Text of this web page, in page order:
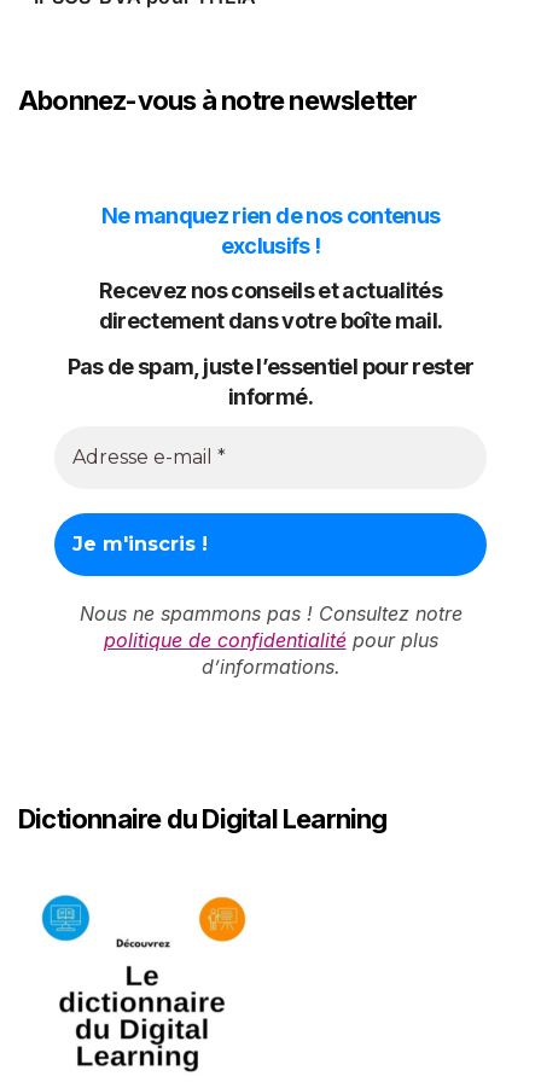
Abonnez-vous à notre newsletter
Ne manquez rien de nos contenus
exclusifs !
Recevez nos conseils et actualités
directement dans votre boîte mail.
Pas de spam, juste l’essentiel pour rester
informé.
Nous ne spammons pas ! Consultez notre
politique de confidentialitépour plus
d’informations.
Dictionnaire du Digital Learning